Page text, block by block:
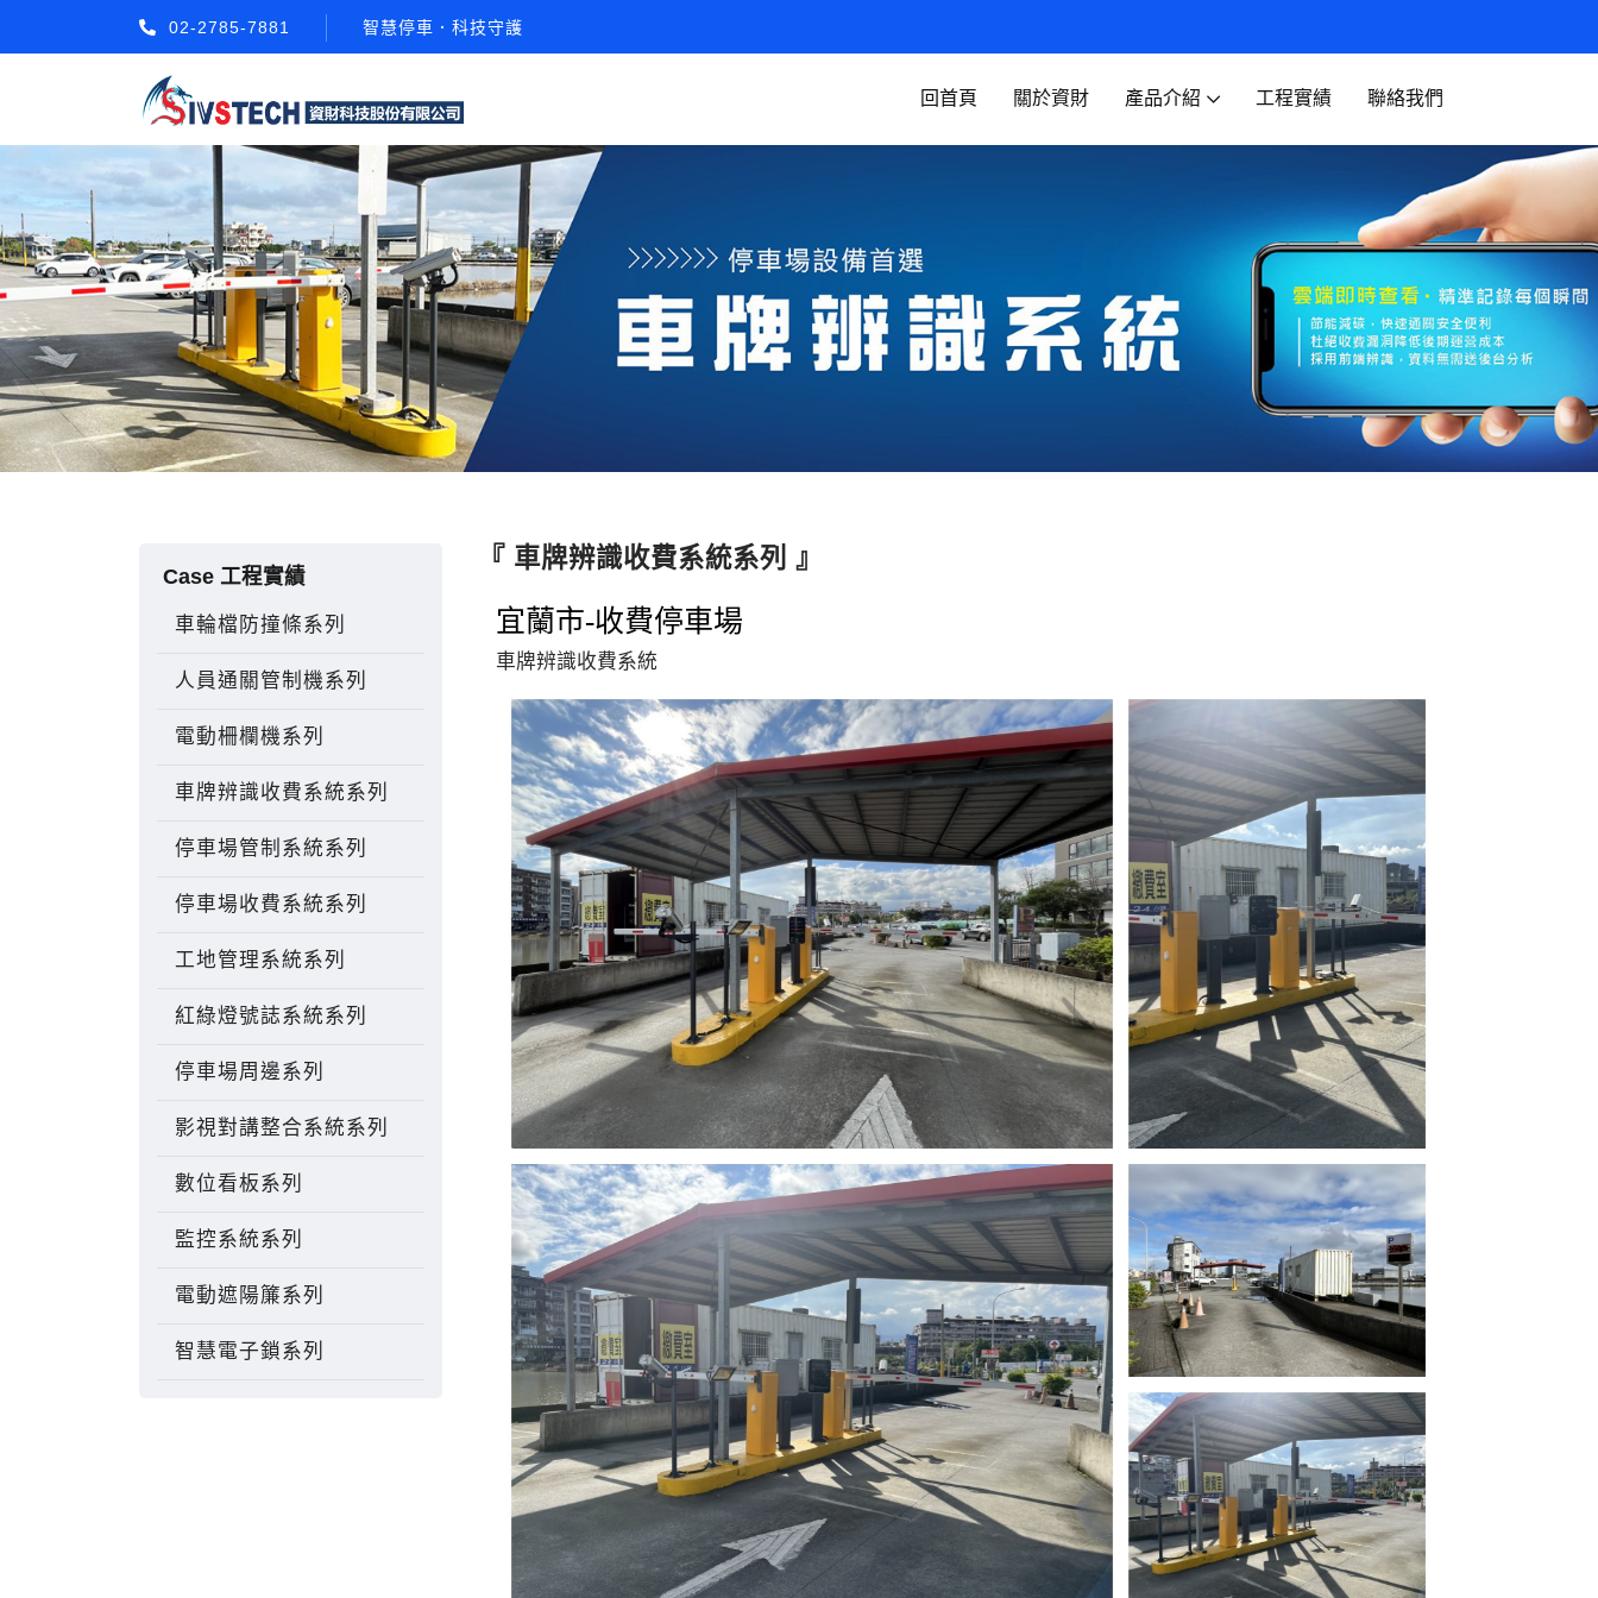
02-2785-7881 智慧停車．科技守護
回首頁 關於資財 產品介紹 工程實績 聯絡我們
Case 工程實績
車輪檔防撞條系列
人員通關管制機系列
電動柵欄機系列
車牌辨識收費系統系列
停車場管制系統系列
停車場收費系統系列
工地管理系統系列
紅綠燈號誌系統系列
停車場周邊系列
影視對講整合系統系列
數位看板系列
監控系統系列
電動遮陽簾系列
智慧電子鎖系列
『 車牌辨識收費系統系列 』
宜蘭市-收費停車場
車牌辨識收費系統